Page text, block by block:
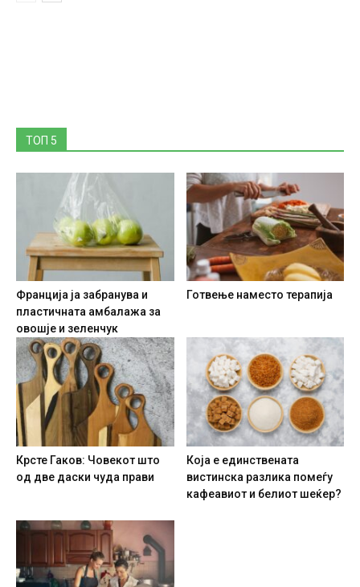
ТОП 5
Франција ја забранува и
пластичната амбалажа за
овошје и зеленчук
Готвење наместо терапија
Крсте Гаков: Човекот што
од две даски чуда прави
Која е единствената
вистинска разлика помеѓу
кафеавиот и белиот шеќер?